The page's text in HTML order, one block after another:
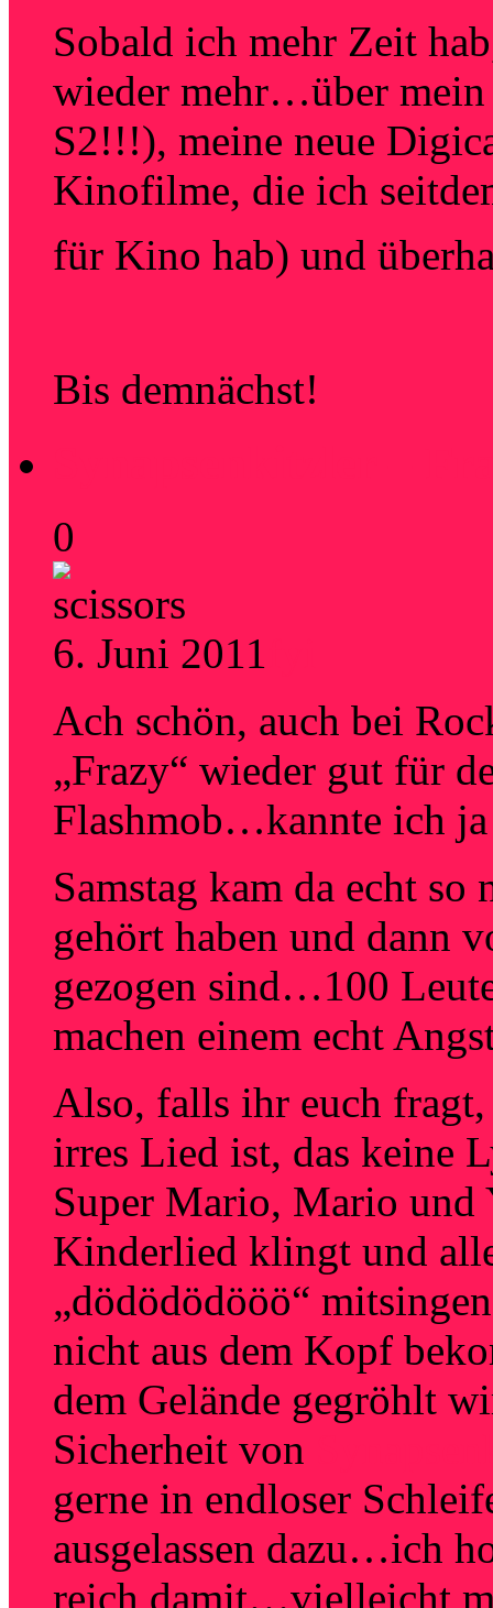
Sobald ich mehr Zeit
wieder mehr…über mein
S2!!!), meine neue
Kinofilme, die ich
für Kino hab) und
Bis demnächst!
0
6. Juni 2011
Ach schön, auch bei
„Frazy“ wieder gut für
Flashmob…kannte ich
Samstag kam da echt
gehört haben und dann
gezogen sind…100
machen einem echt
Also, falls ihr euch
irres Lied ist, das keine
Super Mario, Mario und
Kinderlied klingt und
„dödödödööö“
nicht aus dem Kopf
dem Gelände gegröhlt
Sicherheit von
gerne in endloser
ausgelassen dazu…ich
reich damit…vielleicht